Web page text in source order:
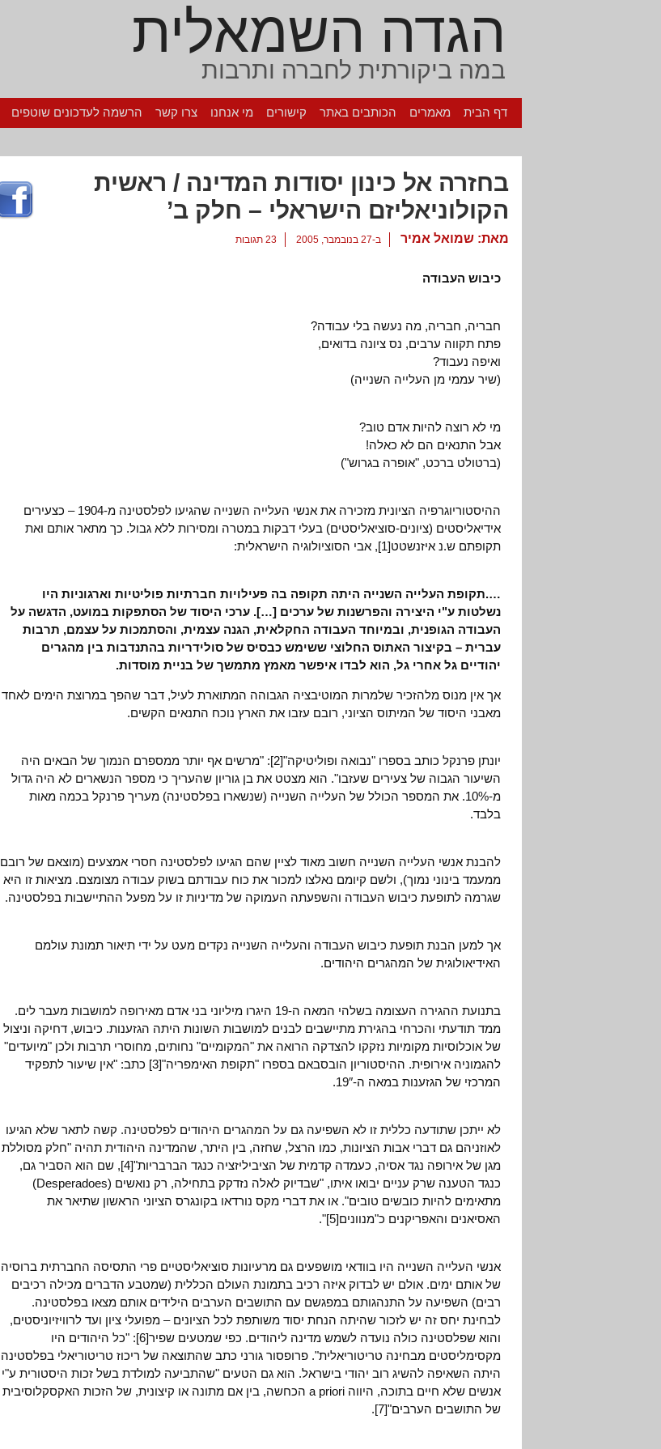
הגדה השמאלית
במה ביקורתית לחברה ותרבות
דף הבית מאמרים הכותבים באתר קישורים מי אנחנו צרו קשר הרשמה לעדכונים שוטפים
בחזרה אל כינון יסודות המדינה / ראשית
הקולוניאליזם הישראלי – חלק ב’
מאת: שמואל אמיר ב-27 בנובמבר, 2005 23 תגובות
כיבוש העבודה
חבריה, חבריה, מה נעשה בלי עבודה?
פתח תקווה ערבים, נס ציונה בדואים,
ואיפה נעבוד?
(שיר עממי מן העלייה השנייה)
מי לא רוצה להיות אדם טוב?
אבל התנאים הם לא כאלה!
(ברטולט ברכט, "אופרה בגרוש")
ההיסטוריוגרפיה הציונית מזכירה את אנשי העלייה השנייה שהגיעו לפלסטינה מ-1904 – כצעירים
אידיאליסטים (ציונים-סוציאליסטים) בעלי דבקות במטרה ומסירות ללא גבול. כך מתאר אותם ואת
תקופתם ש.נ איזנשטט[1], אבי הסוציולוגיה הישראלית:
….תקופת העלייה השנייה היתה תקופה בה פעילויות חברתיות פוליטיות וארגוניות היו
נשלטות ע"י היצירה והפרשנות של ערכים […]. ערכי היסוד של הסתפקות במועט, הדגשה על
העבודה הגופנית, ובמיוחד העבודה החקלאית, הגנה עצמית, והסתמכות על עצמם, תרבות
עברית – בקיצור האתוס החלוצי ששימש כבסיס של סולידריות בהתנדבות בין מהגרים
יהודיים גל אחרי גל, הוא לבדו איפשר מאמץ מתמשך של בניית מוסדות.
אך אין מנוס מלהזכיר שלמרות המוטיבציה הגבוהה המתוארת לעיל, דבר שהפך במרוצת הימים לאחד
מאבני היסוד של המיתוס הציוני, רובם עזבו את הארץ נוכח התנאים הקשים.
יונתן פרנקל כותב בספרו "נבואה ופוליטיקה"[2]: "מרשים אף יותר ממספרם הנמוך של הבאים היה
השיעור הגבוה של צעירים שעזבו". הוא מצטט את בן גוריון שהעריך כי מספר הנשארים לא היה גדול
מ-10%. את המספר הכולל של העלייה השנייה (שנשארו בפלסטינה) מעריך פרנקל בכמה מאות
בלבד.
להבנת אנשי העלייה השנייה חשוב מאוד לציין שהם הגיעו לפלסטינה חסרי אמצעים (מוצאם של רובם
ממעמד בינוני נמוך), ולשם קיומם נאלצו למכור את כוח עבודתם בשוק עבודה מצומצם. מציאות זו היא
שגרמה לתופעת כיבוש העבודה והשפעתה העמוקה של מדיניות זו על מפעל ההתיישבות בפלסטינה.
אך למען הבנת תופעת כיבוש העבודה והעלייה השנייה נקדים מעט על ידי תיאור תמונת עולמם
האידיאולוגית של המהגרים היהודים.
בתנועת ההגירה העצומה בשלהי המאה ה-19 היגרו מיליוני בני אדם מאירופה למושבות מעבר לים.
ממד תודעתי והכרחי בהגירת מתיישבים לבנים למושבות השונות היתה הגזענות. כיבוש, דחיקה וניצול
של אוכלוסיות מקומיות נזקקו להצדקה הרואה את "המקומיים" נחותים, מחוסרי תרבות ולכן "מיועדים"
להגמוניה אירופית. ההיסטוריון הובסבאם בספרו "תקופת האימפריה"[3] כתב: "אין שיעור לתפקיד
המרכזי של הגזענות במאה ה-19″.
לא ייתכן שתודעה כללית זו לא השפיעה גם על המהגרים היהודים לפלסטינה. קשה לתאר שלא הגיעו
לאוזניהם גם דברי אבות הציונות, כמו הרצל, שחזה, בין היתר, שהמדינה היהודית תהיה "חלק מסוללת
מגן של אירופה נגד אסיה, כעמדה קדמית של הציביליזציה כנגד הברבריות"[4], שם הוא הסביר גם,
כנגד הטענה שרק עניים יבואו איתו, "שבדיוק לאלה נזדקק בתחילה, רק נואשים (Desperadoes)
מתאימים להיות כובשים טובים". או את דברי מקס נורדאו בקונגרס הציוני הראשון שתיאר את
האסיאנים והאפריקנים כ"מנוונים[5]".
אנשי העלייה השנייה היו בוודאי מושפעים גם מרעיונות סוציאליסטיים פרי התסיסה החברתית ברוסיה
של אותם ימים. אולם יש לבדוק איזה רכיב בתמונת העולם הכללית (שמטבע הדברים מכילה רכיבים
רבים) השפיעה על התנהגותם במפגשם עם התושבים הערבים הילידים אותם מצאו בפלסטינה.
לבחינת יחס זה יש לזכור שהיתה הנחת יסוד משותפת לכל הציונים – מפועלי ציון ועד לרוויזיוניסטים,
והוא שפלסטינה כולה נועדה לשמש מדינה ליהודים. כפי שמטעים שפיר[6]: "כל היהודים היו
מקסימליסטים מבחינה טריטוריאלית". פרופסור גורני כתב שהתוצאה של ריכוז טריטוריאלי בפלסטינה
היתה השאיפה להשיג רוב יהודי בישראל. הוא גם הטעים "שהתביעה למולדת בשל זכות היסטורית ע"י
אנשים שלא חיים בתוכה, היווה a priori הכחשה, בין אם מתונה או קיצונית, של הזכות האקסקלוסיבית
של התושבים הערבים"[7].